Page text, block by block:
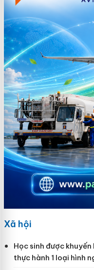
Xã hội
Học sinh được
thực hành 1 loại hình